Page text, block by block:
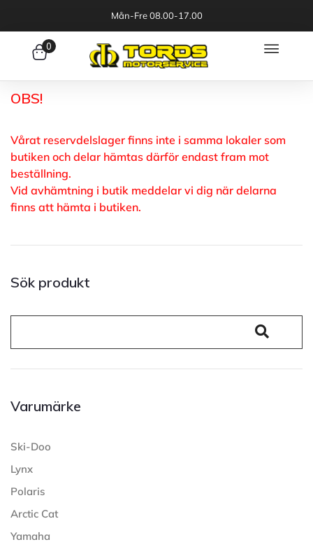
Mån-Fre 08.00-17.00
0
OBS!
Vårat reservdelslager finns inte i samma lokaler som
butiken och delar hämtas därför endast fram mot
beställning.
Vid avhämtning i butik meddelar vi dig när delarna
finns att hämta i butiken.
Sök produkt
Varumärke
Ski-Doo
Lynx
Polaris
Arctic Cat
Yamaha